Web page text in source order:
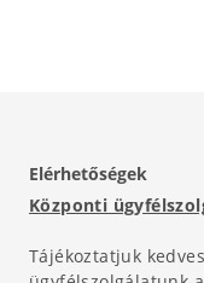
Elérhetőségek
Központi
Tájékoztatjuk